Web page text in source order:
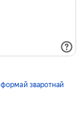
формай зваротнай